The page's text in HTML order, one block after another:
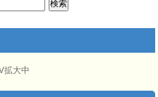
拡大中